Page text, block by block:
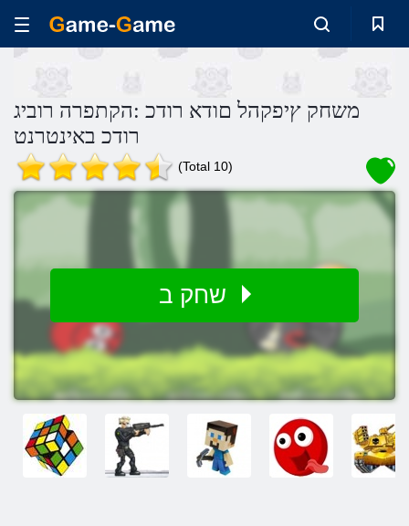
משחק ץיפקהל םודא רודכ :הקתפרה רוביג
רודכ באינטרנט
(Total 10)